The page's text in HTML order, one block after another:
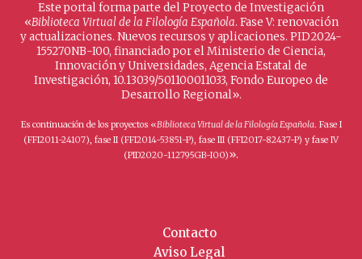
Este portal forma parte del Proyecto de Investigación
«Biblioteca Virtual de la Filología Española. Fase V: renovación
y actualizaciones. Nuevos recursos y aplicaciones. PID2024-
155270NB-I00, financiado por el Ministerio de Ciencia,
Innovación y Universidades, Agencia Estatal de
Investigación, 10.13039/501100011033, Fondo Europeo de
Desarrollo Regional».
Es continuación de los proyectos «Biblioteca Virtual de la Filología Española. Fase I
(FFI2011-24107), fase II (FFI2014-53851-P), fase III (FFI2017-82437-P) y fase IV
(PID2020-112795GB-I00)».
Contacto
Aviso Legal